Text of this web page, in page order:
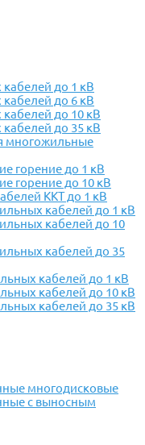
до 1 кВ
до 6 кВ
до 10 кВ
до 35 кВ
многожильные
горение до 1 кВ
горение до 10 кВ
ККТ до 1 кВ
кабелей до 1 кВ
кабелей до 10
кабелей до 35
кабелей до 1 кВ
кабелей до 10 кВ
кабелей до 35 кВ
многодисковые
с выносным